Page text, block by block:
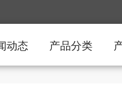
动态 产品分类